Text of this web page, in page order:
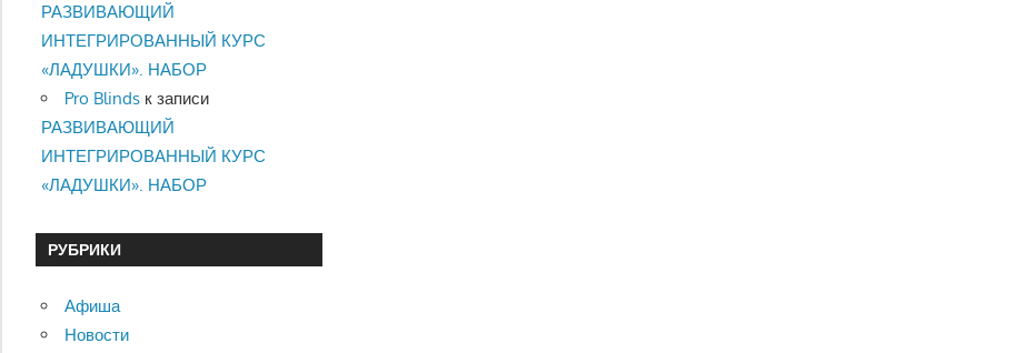
РАЗВИВАЮЩИЙ
ИНТЕГРИРОВАННЫЙ КУРС
«ЛАДУШКИ». НАБОР
Pro Blindsк записи
РАЗВИВАЮЩИЙ
ИНТЕГРИРОВАННЫЙ КУРС
«ЛАДУШКИ». НАБОР
РУБРИКИ
Афиша
Новости